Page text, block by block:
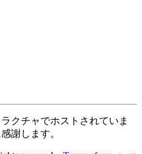
クチャでホストされていま
謝します。